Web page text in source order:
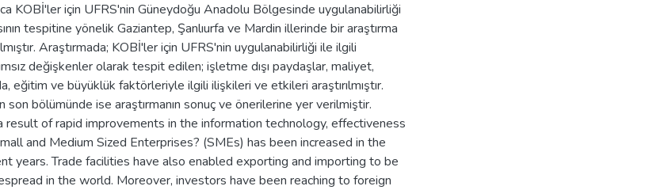
KOBİ'ler için UFRS'nin Güneydoğu Anadolu Bölgesinde uygulanabilirliği
tespitine yönelik Gaziantep, Şanlıurfa ve Mardin illerinde bir araştırma
Araştırmada; KOBİ'ler için UFRS'nin uygulanabilirliği ile ilgili
değişkenler olarak tespit edilen; işletme dışı paydaşlar, maliyet,
eğitim ve büyüklük faktörleriyle ilgili ilişkileri ve etkileri araştırılmıştır.
son bölümünde ise araştırmanın sonuç ve önerilerine yer verilmiştir.
result of rapid improvements in the information technology, effectiveness
and Medium Sized Enterprises? (SMEs) has been increased in the
years. Trade facilities have also enabled exporting and importing to be
in the world. Moreover, investors have been reaching to foreign